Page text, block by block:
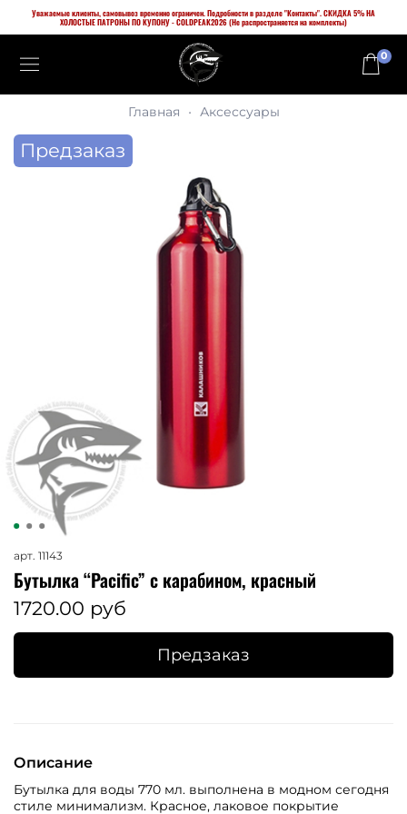
Уважаемые клиенты, самовывоз временно ограничен. Подробности в разделе "Контакты". СКИДКА 5% НА
ХОЛОСТЫЕ ПАТРОНЫ ПО КУПОНУ - COLDPEAK2026 (Не распространяется на комплекты)
0
Главная Аксессуары
Предзаказ
арт. 11143
Бутылка “Pacific” с карабином, красный
1720.00 руб
Предзаказ
Описание
Бутылка для воды 770 мл. выполнена в модном сегодня
стиле минимализм. Красное, лаковое покрытие